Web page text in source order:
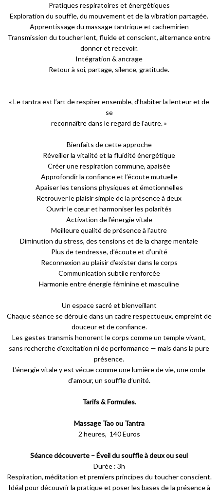
Pratiques respiratoires et énergétiques
Exploration du souffle, du mouvement et de la vibration partagée.
Apprentissage du massage tantrique et cachemirien
Transmission du toucher lent, fluide et conscient, alternance entre
donner et recevoir.
Intégration & ancrage
Retour à soi, partage, silence, gratitude.
« Le tantra est l’art de respirer ensemble, d’habiter la lenteur et de
se
reconnaître dans le regard de l’autre. »
Bienfaits de cette approche
Réveiller la vitalité et la fluidité énergétique
Créer une respiration commune, apaisée
Approfondir la confiance et l’écoute mutuelle
Apaiser les tensions physiques et émotionnelles
Retrouver le plaisir simple de la présence à deux
Ouvrir le cœur et harmoniser les polarités
Activation de l’énergie vitale
Meilleure qualité de présence à l’autre
Diminution du stress, des tensions et de la charge mentale
Plus de tendresse, d’écoute et d’unité
Reconnexion au plaisir d’exister dans le corps
Communication subtile renforcée
Harmonie entre énergie féminine et masculine
Un espace sacré et bienveillant
Chaque séance se déroule dans un cadre respectueux, empreint de
douceur et de confiance.
Les gestes transmis honorent le corps comme un temple vivant,
sans recherche d’excitation ni de performance — mais dans la pure
présence.
L’énergie vitale y est vécue comme une lumière de vie, une onde
d’amour, un souffle d’unité.
Tarifs & Formules.
Massage Tao ou Tantra
2 heures, 140 Euros
Séance découverte – Éveil du souffle à deux ou seul
Durée : 3h
Respiration, méditation et premiers principes du toucher conscient.
Idéal pour découvrir la pratique et poser les bases de la présence à